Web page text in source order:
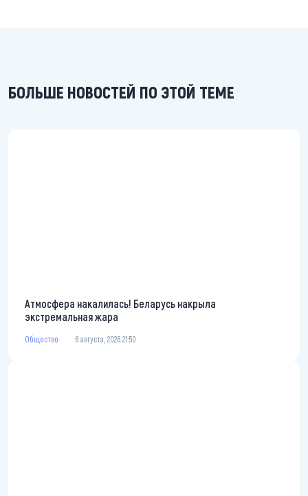
БОЛЬШЕ НОВОСТЕЙ ПО ЭТОЙ ТЕМЕ
Атмосфера накалилась! Беларусь накрыла
экстремальная жара
Общество 6 августа, 2026 21:50